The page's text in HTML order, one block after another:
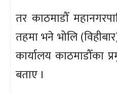
तर काठमाडौँ
तहमा भने भोलि
कार्यालय काठमाडौँका
बताए ।